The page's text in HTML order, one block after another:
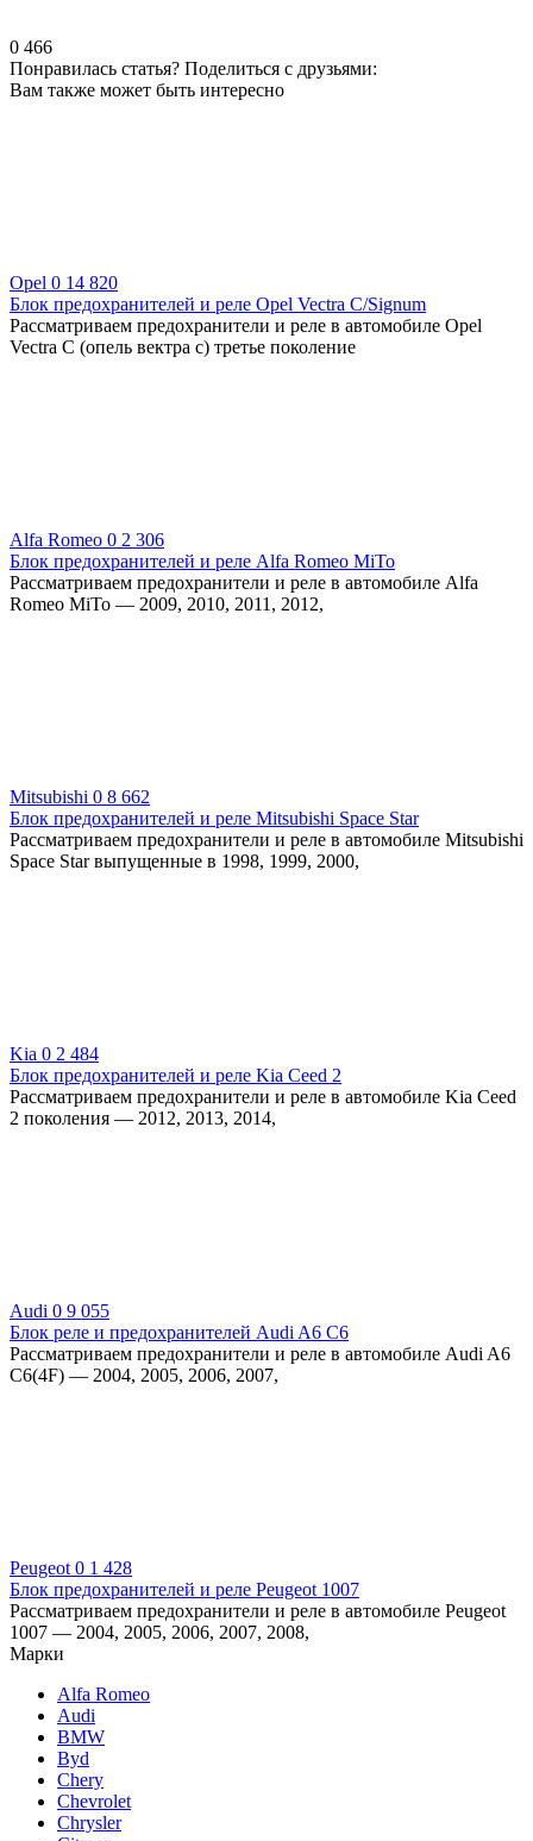
0 466
Понравилась статья? Поделиться с друзьями:
Вам также может быть интересно
Opel 0 14 820
Блок предохранителей и реле Opel Vectra C/Signum
Рассматриваем предохранители и реле в автомобиле Opel
Vectra C (опель вектра с) третье поколение
Alfa Romeo 0 2 306
Блок предохранителей и реле Alfa Romeo MiTo
Рассматриваем предохранители и реле в автомобиле Alfa
Romeo MiTo — 2009, 2010, 2011, 2012,
Mitsubishi 0 8 662
Блок предохранителей и реле Mitsubishi Space Star
Рассматриваем предохранители и реле в автомобиле Mitsubishi
Space Star выпущенные в 1998, 1999, 2000,
Kia 0 2 484
Блок предохранителей и реле Kia Ceed 2
Рассматриваем предохранители и реле в автомобиле Kia Ceed
2 поколения — 2012, 2013, 2014,
Audi 0 9 055
Блок реле и предохранителей Audi A6 C6
Рассматриваем предохранители и реле в автомобиле Audi A6
C6(4F) — 2004, 2005, 2006, 2007,
Peugeot 0 1 428
Блок предохранителей и реле Peugeot 1007
Рассматриваем предохранители и реле в автомобиле Peugeot
1007 — 2004, 2005, 2006, 2007, 2008,
Марки
Alfa Romeo
Audi
BMW
Byd
Chery
Chevrolet
Chrysler